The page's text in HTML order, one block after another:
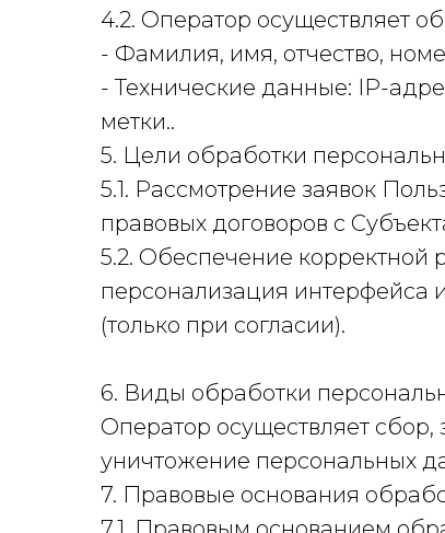
4.2. Оператор осуществляет
- Фамилия, имя, отчество,
- Технические данные: IP-
метки..
5. Цели обработки
5.1. Рассмотрение заявок
правовых договоров с
5.2. Обеспечение корректной
персонализация интерфейса
(только при согласии).
6. Виды обработки
Оператор осуществляет сбор,
уничтожение персональных
7. Правовые основания